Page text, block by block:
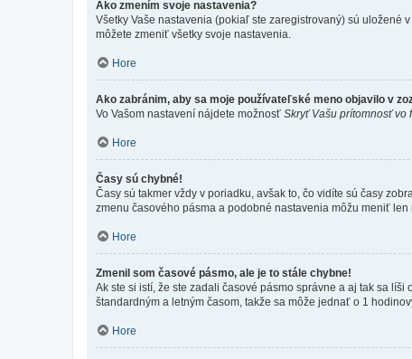
Ako zmením svoje nastavenia?
Všetky Vaše nastavenia (pokiaľ ste zaregistrovaný) sú uložené
môžete zmeniť všetky svoje nastavenia.
Hore
Ako zabránim, aby sa moje používateľské meno objavilo v
Vo Vašom nastavení nájdete možnosť Skryť Vašu prítomnosť vo
Hore
Časy sú chybné!
Časy sú takmer vždy v poriadku, avšak to, čo vidíte sú časy
zmenu časového pásma a podobné nastavenia môžu meniť
Hore
Zmenil som časové pásmo, ale je to stále chybne!
Ak ste si istí, že ste zadali časové pásmo správne a aj tak sa
štandardným a letným časom, takže sa môže jednať o 1
Hore